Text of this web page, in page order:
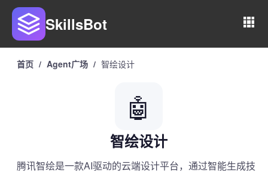
SkillsBot
首页 / Agent广场 / 智绘设计
🤖
智绘设计
腾讯智绘是一款AI驱动的云端设计平台，通过智能生成技